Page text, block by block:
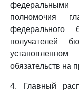
полномочия
получателей
обязательств на
4. Главный